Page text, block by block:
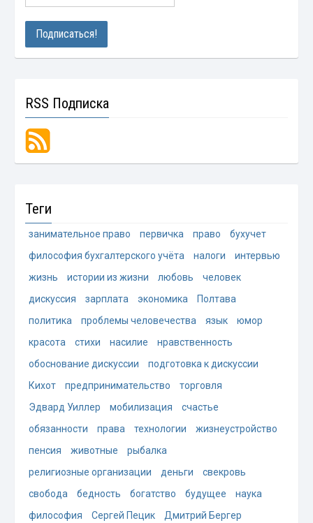
RSS Подписка
Теги
занимательное право первичка право
бухучет
философия бухгалтерского учёта
налоги
интервью
жизнь
истории из жизни любовь
человек
дискуссия
зарплата экономика
Полтава
политика
проблемы человечества язык
юмор
красота
стихи насилие
нравственность
обоснование дискуссии
подготовка к дискуссии
Кихот
предпринимательство
торговля
Эдвард Уиллер
мобилизация
счастье
обязанности
права технологии
жизнеустройство
пенсия
животные
рыбалка
религиозные организации
деньги
свекровь
свобода
бедность богатство будущее
наука
философия
Сергей Пецик
Дмитрий Бергер